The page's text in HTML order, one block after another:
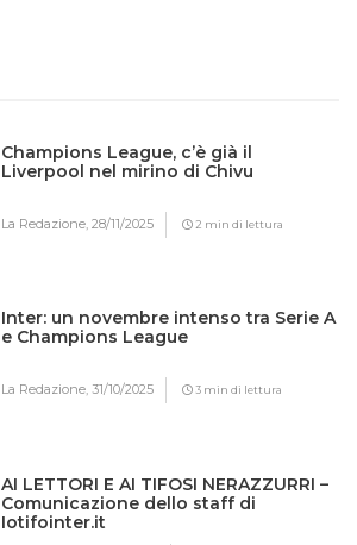
Champions League, c’è già il
Liverpool nel mirino di Chivu
La Redazione,28/11/2025 2 min di lettura
Inter: un novembre intenso tra Serie A
e Champions League
La Redazione,31/10/2025 3 min di lettura
AI LETTORI E AI TIFOSI NERAZZURRI –
Comunicazione dello staff di
Iotifointer.it